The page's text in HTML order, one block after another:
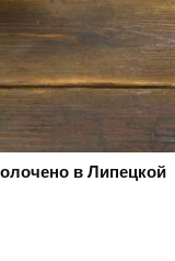
в Липецкой